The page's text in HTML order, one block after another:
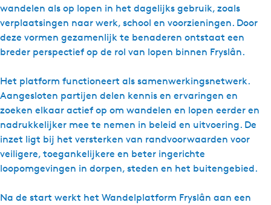
wandelen als op lopen in het dagelijks gebruik, zoals
verplaatsingen naar werk, school en voorzieningen. Door
deze vormen gezamenlijk te benaderen ontstaat een
breder perspectief op de rol van lopen binnen Fryslân.
Het platform functioneert als samenwerkingsnetwerk.
Aangesloten partijen delen kennis en ervaringen en
zoeken elkaar actief op om wandelen en lopen eerder en
nadrukkelijker mee te nemen in beleid en uitvoering. De
inzet ligt bij het versterken van randvoorwaarden voor
veiligere, toegankelijkere en beter ingerichte
loopomgevingen in dorpen, steden en het buitengebied.
Na de start werkt het Wandelplatform Fryslân aan een